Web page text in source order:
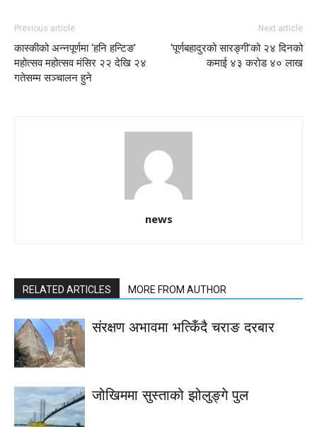
Previous article
कास्कीको अन्नपूर्णमा ‘हनि हन्टिङ’
महोत्सव महोत्सव मंसिर २२ देखि २४
गतेसम्म सञ्चालन हुने
Next article
‘पूर्णबहादुरको सारङ्गी’को २४ दिनको
कमाई ४३ करोड ४० लाख
news
RELATED ARTICLES MORE FROM AUTHOR
संरक्षण अभावमा भत्किँदै चराङ दरबार
जोखिममा सुस्ताको झोलुङ्गे पुल